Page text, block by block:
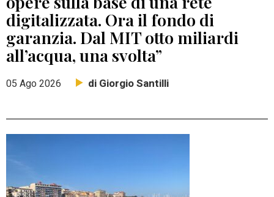
digitalizzata. Ora il fondo di
garanzia. Dal MIT otto miliardi
all’acqua, una svolta”
05 Ago 2026 di Giorgio Santilli